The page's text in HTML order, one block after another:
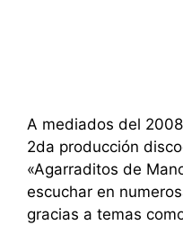
A mediados del
2da producción
«Agarraditos de
escuchar en
gracias a temas